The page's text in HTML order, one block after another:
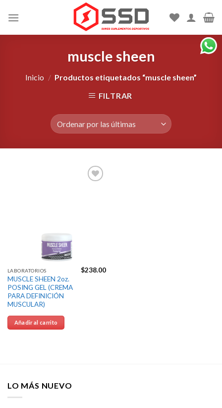
muscle sheen
Inicio / Productos etiquetados “muscle sheen”
FILTRAR
LABORATORIOS
MUSCLE SHEEN 2oz.
POSING GEL (CREMA
PARA DEFINICIÓN
MUSCULAR)
$238.00
Añadir al carrito
LO MÁS NUEVO